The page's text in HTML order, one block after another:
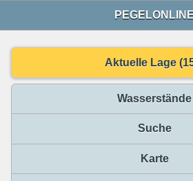
PEGELONLINE
Aktuelle Lage
Wasserstände
Suche
Karte